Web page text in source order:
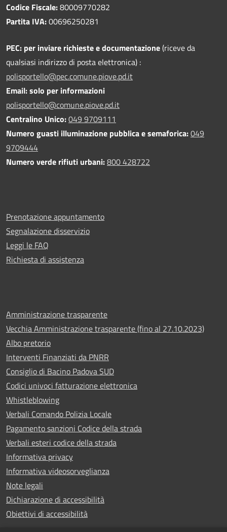
Codice Fiscale:80009770282
Partita IVA:00696250281
PEC: per inviare richieste e documentazione(riceve da
qualsiasi indirizzo di posta elettronica) :
polisportello@pec.comune.piove.pd.it
Email: solo per informazioni
polisportello@comune.piove.pd.it
Centralino Unico:049 9709111
Numero guasti illuminazione pubblica e semaforica:049
9709444
Numero verde rifiuti urbani:800 428722
Prenotazione appuntamento
Segnalazione disservizio
Leggi le FAQ
Richiesta di assistenza
Amministrazione trasparente
Vecchia Amministrazione trasparente (fino al 27.10.2023)
Albo pretorio
Interventi Finanziati da PNRR
Consiglio di Bacino Padova SUD
Codici univoci fatturazione elettronica
Whistleblowing
Verbali Comando Polizia Locale
Pagamento sanzioni Codice della strada
Verbali esteri codice della strada
Informativa privacy
Informativa videosorveglianza
Note legali
Dichiarazione di accessibilità
Obiettivi di accessibilità